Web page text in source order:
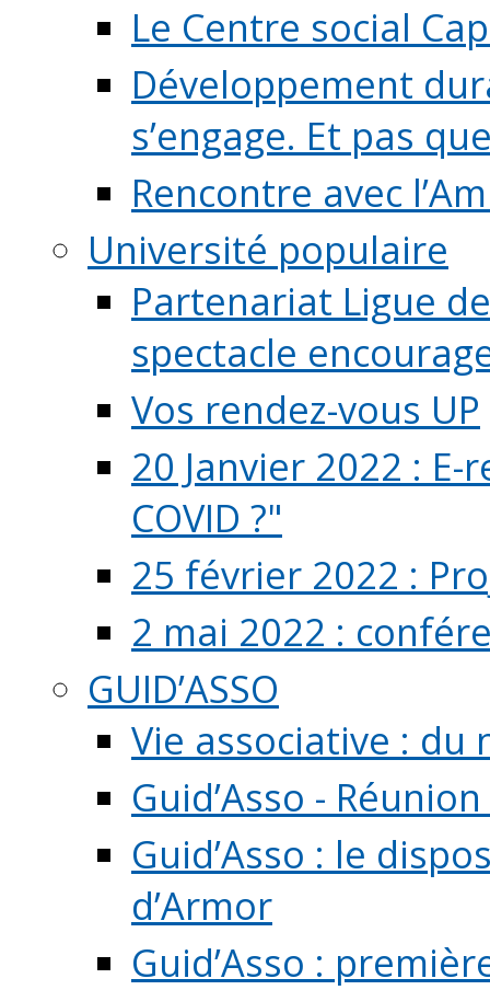
Le Centre social
Développement
s’engage. Et pas
Rencontre avec
Université populaire
Partenariat Ligue
spectacle
Vos rendez-vous UP
20 Janvier 2022 :
COVID ?"
25 février 2022 :
2 mai 2022 :
GUID’ASSO
Vie associative : du
Guid’Asso -
Guid’Asso : le
d’Armor
Guid’Asso :